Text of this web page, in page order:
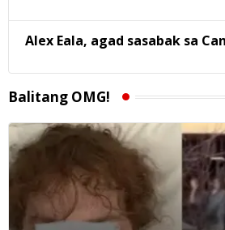
Alex Eala, agad sasabak sa
Balitang OMG!